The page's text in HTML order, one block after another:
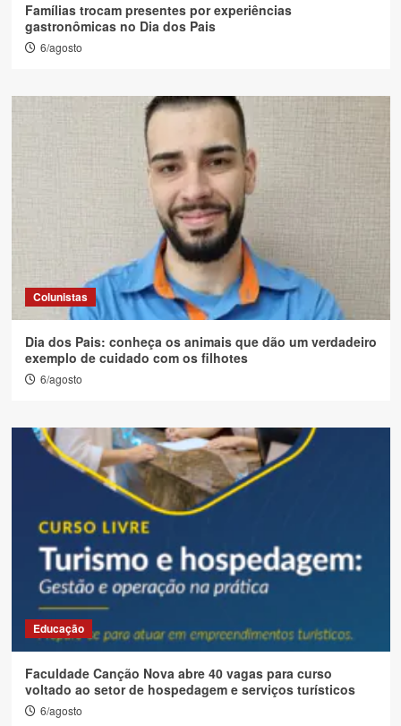
Famílias trocam presentes por experiências
gastronômicas no Dia dos Pais
6/agosto
Colunistas
Dia dos Pais: conheça os animais que dão um verdadeiro
exemplo de cuidado com os filhotes
6/agosto
Educação
Faculdade Canção Nova abre 40 vagas para curso
voltado ao setor de hospedagem e serviços turísticos
6/agosto